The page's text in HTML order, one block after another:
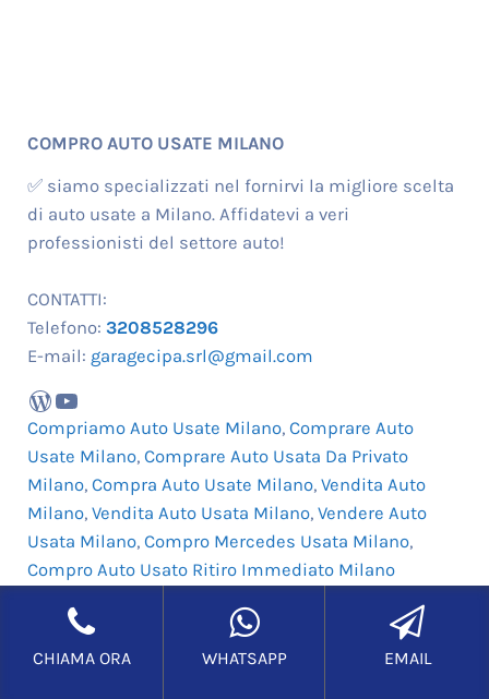
COMPRO AUTO USATE MILANO
✅ siamo specializzati nel fornirvi la migliore scelta
di auto usate a Milano. Affidatevi a veri
professionisti del settore auto!
CONTATTI:
Telefono: 3208528296
E-mail: garagecipa.srl@gmail.com
WordPress
YouTube
Compriamo Auto Usate Milano, Comprare Auto
Usate Milano, Comprare Auto Usata Da Privato
Milano, Compra Auto Usate Milano, Vendita Auto
Milano, Vendita Auto Usata Milano, Vendere Auto
Usata Milano, Compro Mercedes Usata Milano,
Compro Auto Usato Ritiro Immediato Milano
CHIAMA ORA WHATSAPP EMAIL